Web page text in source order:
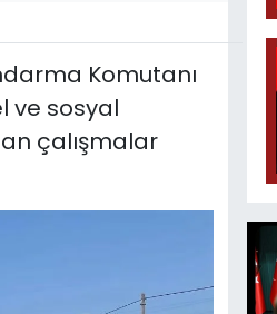
Komutanı
ve sosyal
çalışmalar